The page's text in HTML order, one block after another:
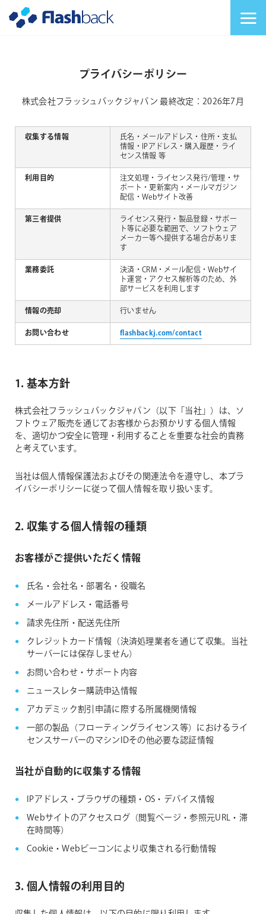
プライバシーポリシー
株式会社フラッシュバックジャパン 最終改定：2026年7月
収集する情報
氏名・メールアドレス・住所・支払
情報・IPアドレス・購入履歴・ライ
センス情報 等
利用目的
注文処理・ライセンス発行/管理・サ
ポート・更新案内・メールマガジン
配信・Webサイト改善
第三者提供
ライセンス発行・製品登録・サポー
ト等に必要な範囲で、ソフトウェア
メーカー等へ提供する場合がありま
す
業務委託
決済・CRM・メール配信・Webサイ
ト運営・アクセス解析等のため、外
部サービスを利用します
情報の売却 行いません
お問い合わせ flashbackj.com/contact
1. 基本方針
株式会社フラッシュバックジャパン（以下「当社」）は、ソ
フトウェア販売を通じてお客様からお預かりする個人情報
を、適切かつ安全に管理・利用することを重要な社会的責務
と考えています。
当社は個人情報保護法およびその関連法令を遵守し、本プラ
イバシーポリシーに従って個人情報を取り扱います。
2. 収集する個人情報の種類
お客様がご提供いただく情報
氏名・会社名・部署名・役職名
メールアドレス・電話番号
請求先住所・配送先住所
クレジットカード情報（決済処理業者を通じて収集。当社
サーバーには保存しません）
お問い合わせ・サポート内容
ニュースレター購読申込情報
アカデミック割引申請に際する所属機関情報
一部の製品（フローティングライセンス等）におけるライ
センスサーバーのマシンIDその他必要な認証情報
当社が自動的に収集する情報
IPアドレス・ブラウザの種類・OS・デバイス情報
Webサイトのアクセスログ（閲覧ページ・参照元URL・滞
在時間等）
Cookie・Webビーコンにより収集される行動情報
3. 個人情報の利用目的